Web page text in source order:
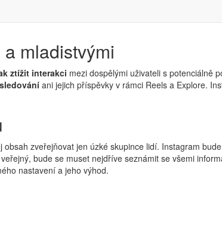
mladistvými
ztížit interakci mezi dospělými uživateli s potenciálně
ani jejich příspěvky v rámci Reels a Explore.
zveřejňovat jen úzké skupince lidí. Instagram
bude se muset nejdříve seznámit se všemi
nastavení a jeho výhod.